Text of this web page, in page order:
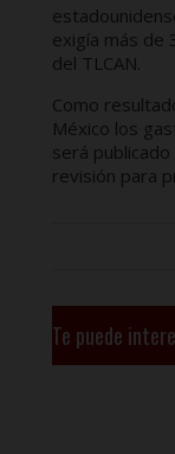
exigía más de
del TLCAN.
​Como
México los
será
revisión para
Te puede